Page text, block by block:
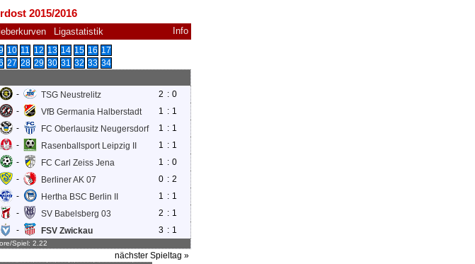
2015/2016
Ligastatistik Info
10 11 12 13 14 15 16 17
27 28 29 30 31 32 33 34
- TSG Neustrelitz 2 : 0
- VfB Germania Halberstadt 1 : 1
- FC Oberlausitz Neugersdorf 1 : 1
- Rasenballsport Leipzig II 1 : 1
- FC Carl Zeiss Jena 1 : 0
- Berliner AK 07 0 : 2
- Hertha BSC Berlin II 1 : 1
- SV Babelsberg 03 2 : 1
- FSV Zwickau 3 : 1
Spiel: 2.22
nächster Spieltag »